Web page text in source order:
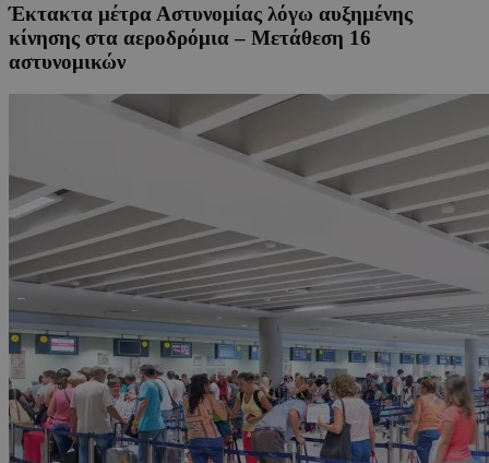
Έκτακτα μέτρα Αστυνομίας λόγω αυξημένης
κίνησης στα αεροδρόμια – Μετάθεση 16
αστυνομικών